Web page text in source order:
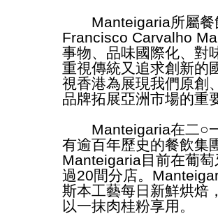
Manteigaria所屬餐
Francisco Carvalho
事物、品味國際化、對
重視傳統又追求創新的
視香港為展現我們原創
品牌拓展亞洲市場的重
Manteigaria在二○一
有逾百年歷史的餐飲集
Manteigaria目前在葡
過20間分店。
斯本工藝每日新鮮烘焙
以一抹肉桂粉享用。